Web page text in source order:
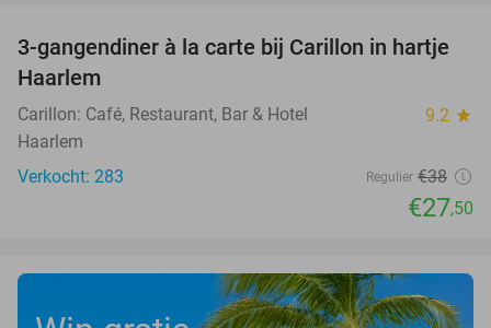
28%
3-gangendiner à la carte bij Carillon in hartje
Haarlem
Carillon: Café, Restaurant, Bar & Hotel 9.2 star
Haarlem
Verkocht: 283
Regulier €38
€27,50